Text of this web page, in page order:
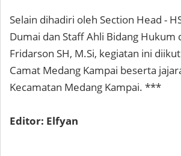
Selain dihadiri oleh Section Head -
Dumai dan Staff Ahli Bidang Hukum
Fridarson SH, M.Si, kegiatan ini
Camat Medang Kampai beserta
Kecamatan Medang Kampai. ***
Editor: Elfyan